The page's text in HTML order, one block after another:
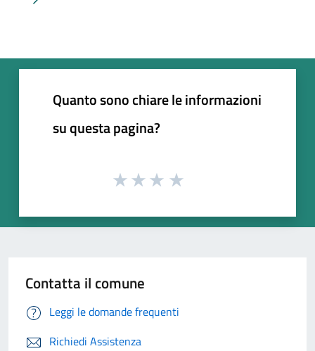
Pagina successiva
Quanto sono chiare le informazioni
su questa pagina?
Contatta il comune
Leggi le domande frequenti
Richiedi Assistenza